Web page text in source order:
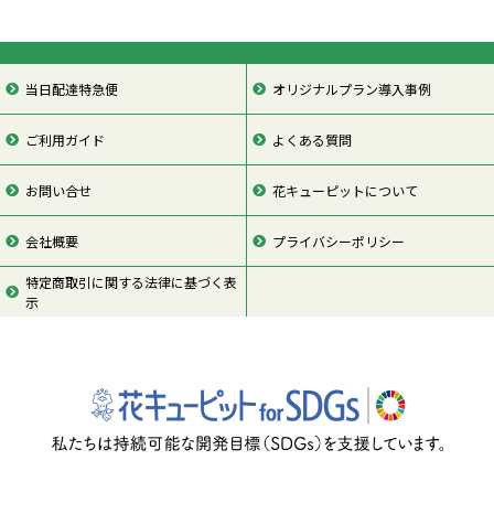
当日配達特急便 オリジナルプラン導入事例
ご利用ガイド よくある質問
お問い合せ 花キューピットについて
会社概要 プライバシーポリシー
特定商取引に関する法律に基づく表
示
ページの先頭